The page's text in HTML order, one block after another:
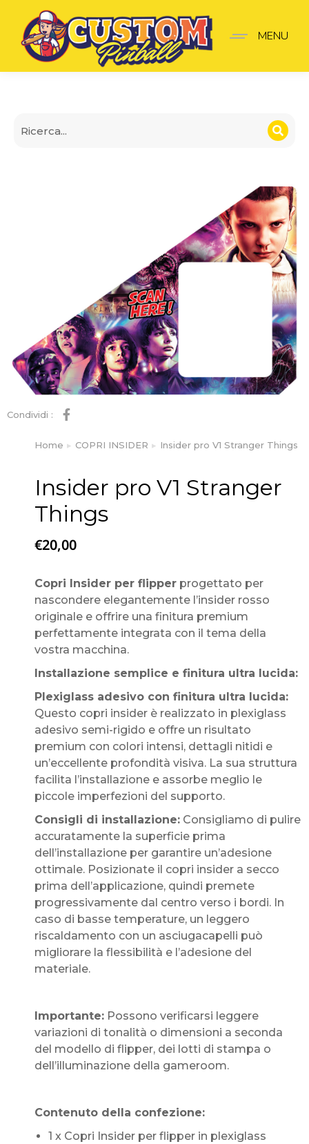
Insider pro V1 Stranger
MENU
Condividi :
Tu sei qui:
Home COPRI INSIDER Insider pro V1 Stranger Things
Insider pro V1 Stranger
Things
€20,00
Copri Insider per flipper progettato per
nascondere elegantemente l’insider rosso
originale e offrire una finitura premium
perfettamente integrata con il tema della
vostra macchina.
Installazione semplice e finitura ultra lucida:
Plexiglass adesivo con finitura ultra lucida:
Questo copri insider è realizzato in plexiglass
adesivo semi-rigido e offre un risultato
premium con colori intensi, dettagli nitidi e
un’eccellente profondità visiva. La sua struttura
facilita l’installazione e assorbe meglio le
piccole imperfezioni del supporto.
Consigli di installazione: Consigliamo di pulire
accuratamente la superficie prima
dell’installazione per garantire un’adesione
ottimale. Posizionate il copri insider a secco
prima dell’applicazione, quindi premete
progressivamente dal centro verso i bordi. In
caso di basse temperature, un leggero
riscaldamento con un asciugacapelli può
migliorare la flessibilità e l’adesione del
materiale.
Importante: Possono verificarsi leggere
variazioni di tonalità o dimensioni a seconda
del modello di flipper, dei lotti di stampa o
dell’illuminazione della gameroom.
Contenuto della confezione:
1 x Copri Insider per flipper in plexiglass